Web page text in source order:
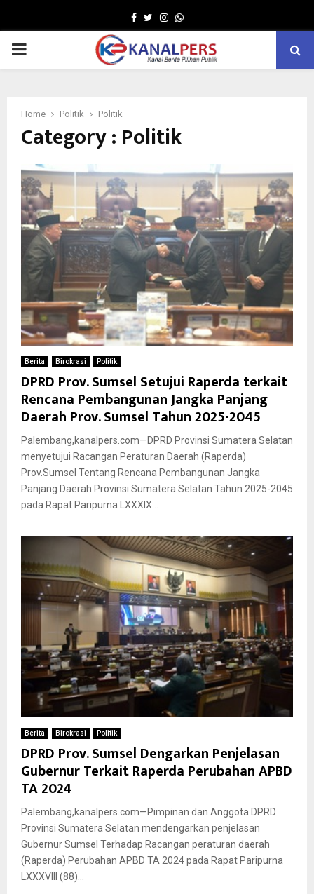
Facebook
TwitterInstagram
Whatsapp
PRIMARY
Home Politik Politik
Category : Politik
Berita Birokrasi Politik
DPRD Prov. Sumsel Setujui Raperda terkait
Rencana Pembangunan Jangka Panjang
Daerah Prov. Sumsel Tahun 2025-2045
Palembang,kanalpers.com—DPRD Provinsi Sumatera Selatan
menyetujui Racangan Peraturan Daerah (Raperda)
Prov.Sumsel Tentang Rencana Pembangunan Jangka
Panjang Daerah Provinsi Sumatera Selatan Tahun 2025-2045
pada Rapat Paripurna LXXXIX...
Berita Birokrasi Politik
DPRD Prov. Sumsel Dengarkan Penjelasan
Gubernur Terkait Raperda Perubahan APBD
TA 2024
Palembang,kanalpers.com—Pimpinan dan Anggota DPRD
Provinsi Sumatera Selatan mendengarkan penjelasan
Gubernur Sumsel Terhadap Racangan peraturan daerah
(Raperda) Perubahan APBD TA 2024 pada Rapat Paripurna
LXXXVIII (88)...